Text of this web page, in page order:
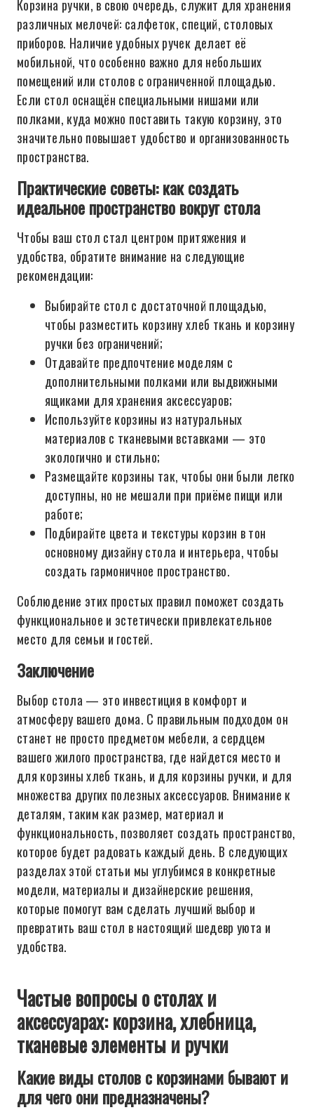
Корзина ручки, в свою очередь, служит для хранения
различных мелочей: салфеток, специй, столовых
приборов. Наличие удобных ручек делает её
мобильной, что особенно важно для небольших
помещений или столов с ограниченной площадью.
Если стол оснащён специальными нишами или
полками, куда можно поставить такую корзину, это
значительно повышает удобство и организованность
пространства.
Практические советы: как создать
идеальное пространство вокруг стола
Чтобы ваш стол стал центром притяжения и
удобства, обратите внимание на следующие
рекомендации:
Выбирайте стол с достаточной площадью,
чтобы разместить корзину хлеб ткань и корзину
ручки без ограничений;
Отдавайте предпочтение моделям с
дополнительными полками или выдвижными
ящиками для хранения аксессуаров;
Используйте корзины из натуральных
материалов с тканевыми вставками — это
экологично и стильно;
Размещайте корзины так, чтобы они были легко
доступны, но не мешали при приёме пищи или
работе;
Подбирайте цвета и текстуры корзин в тон
основному дизайну стола и интерьера, чтобы
создать гармоничное пространство.
Соблюдение этих простых правил поможет создать
функциональное и эстетически привлекательное
место для семьи и гостей.
Заключение
Выбор стола — это инвестиция в комфорт и
атмосферу вашего дома. С правильным подходом он
станет не просто предметом мебели, а сердцем
вашего жилого пространства, где найдется место и
для корзины хлеб ткань, и для корзины ручки, и для
множества других полезных аксессуаров. Внимание к
деталям, таким как размер, материал и
функциональность, позволяет создать пространство,
которое будет радовать каждый день. В следующих
разделах этой статьи мы углубимся в конкретные
модели, материалы и дизайнерские решения,
которые помогут вам сделать лучший выбор и
превратить ваш стол в настоящий шедевр уюта и
удобства.
Частые вопросы о столах и
аксессуарах: корзина, хлебница,
тканевые элементы и ручки
Какие виды столов с корзинами бывают и
для чего они предназначены?